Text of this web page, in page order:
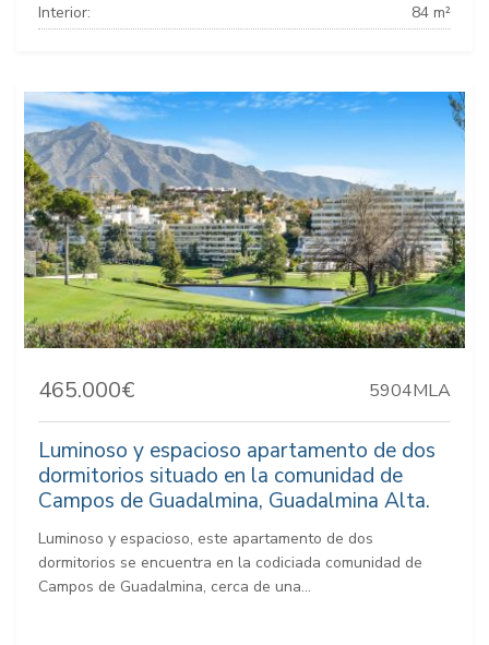
Interior:
84 m²
465.000€ 5904MLA
Luminoso y espacioso apartamento de dos
dormitorios situado en la comunidad de
Campos de Guadalmina, Guadalmina Alta.
Luminoso y espacioso, este apartamento de dos
dormitorios se encuentra en la codiciada comunidad de
Campos de Guadalmina, cerca de una...